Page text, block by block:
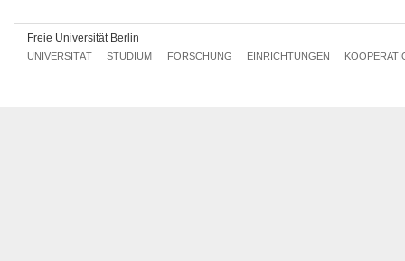
Freie Universität Berlin
UNIVERSITÄT STUDIUM FORSCHUNG EINRICHTUNGEN